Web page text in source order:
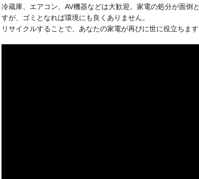
冷蔵庫、エアコン、AV機器などは大歓迎。家電の処分が面倒
すが、ゴミとなれば環境にも良くありません。
リサイクルすることで、あなたの家電が再びに世に役立ちます